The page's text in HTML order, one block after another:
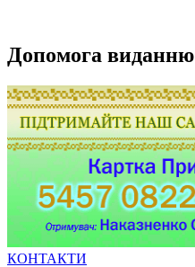
Допомога виданню
КОНТАКТИ